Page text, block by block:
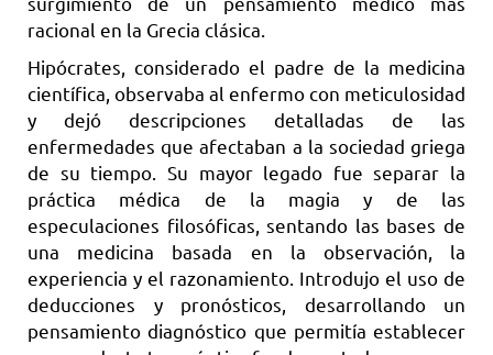
racional en la Grecia clásica.
Hipócrates, considerado el padre de la medicina
científica, observaba al enfermo con meticulosidad
y dejó descripciones detalladas de las
enfermedades que afectaban a la sociedad griega
de su tiempo. Su mayor legado fue separar la
práctica médica de la magia y de las
especulaciones filosóficas, sentando las bases de
una medicina basada en la observación, la
experiencia y el razonamiento. Introdujo el uso de
deducciones y pronósticos, desarrollando un
pensamiento diagnóstico que permitía establecer